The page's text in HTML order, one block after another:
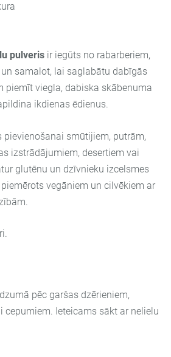
pulveris ir iegūts no rabarberiem,
samalot, lai saglabātu dabīgās
piemīt viegla, dabiska skābenuma
ikdienas ēdienus.
pievienošanai smūtijiem, putrām,
izstrādājumiem, desertiem vai
glutēnu un dzīvnieku izcelsmes
vegāniem un cilvēkiem ar
pēc garšas dzērieniem,
cepumiem. Ieteicams sākt ar nelielu